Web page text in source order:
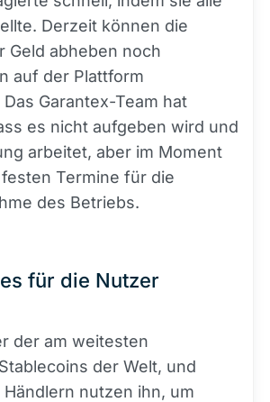
Derzeit können die
Geld abheben noch
auf der Plattform
Garantex-Team hat
es nicht aufgeben wird und
arbeitet, aber im Moment
Termine für die
des Betriebs.
für die Nutzer
der am weitesten
der Welt, und
nutzen ihn, um